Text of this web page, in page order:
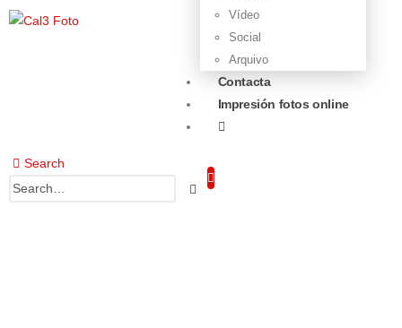
Vídeo
Social
Arquivo
Contacta
Impresión fotos online
Search